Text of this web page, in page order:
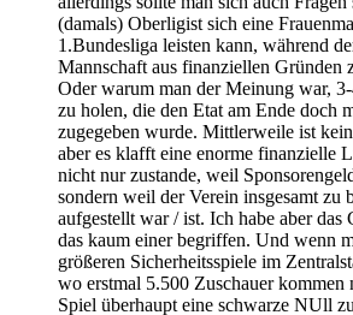
(damals) Oberligist sich eine
1.Bundesliga leisten kann, während
Mannschaft aus finanziellen Gründen
Oder warum man der Meinung war,
zu holen, die den Etat am Ende doch
zugegeben wurde. Mittlerweile ist
aber es klafft eine enorme finanzielle
nicht nur zustande, weil
sondern weil der Verein insgesamt zu
aufgestellt war / ist. Ich habe aber das
das kaum einer begriffen. Und wenn
größeren Sicherheitsspiele im
wo erstmal 5.500 Zuschauer kommen
Spiel überhaupt eine schwarze NUll